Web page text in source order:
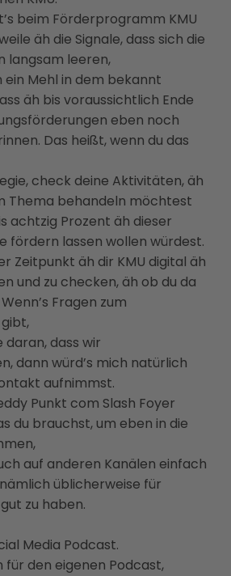
beim Förderprogramm KMU
äh die Signale, dass sich die
langsam leeren,
ein Mehl in dem bekannt
äh bis voraussichtlich Ende
eben noch
Das heißt, wenn du das
check deine Aktivitäten, äh
Thema behandeln möchtest
achtzig Prozent äh dieser
fördern lassen wollen würdest.
Zeitpunkt äh dir KMU digital äh
und zu checken, äh ob du da
Fragen zum
dass wir
dann würd’s mich natürlich
aufnimmst.
Punkt com Slash Foyer
du brauchst, um eben in die
auf anderen Kanälen einfach
üblicherweise für
zu haben.
Media Podcast.
den eigenen Podcast,